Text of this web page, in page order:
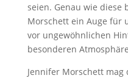
seien. Genau wie diese
Morschett ein Auge für
vor ungewöhnlichen
besonderen
Jennifer Morschett mag